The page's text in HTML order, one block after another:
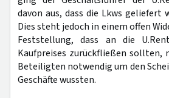
davon aus, dass die Lkws geliefert
Dies steht jedoch in einem offen
Feststellung, dass an die
Kaufpreises zurückfließen
Beteiligten notwendig um den
Geschäfte wussten.